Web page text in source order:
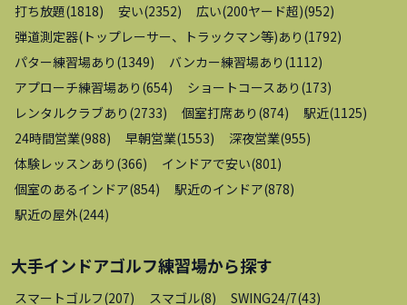
打ち放題(1818) 安い(2352) 広い(200ヤード超)(952)
弾道測定器(トップレーサー、トラックマン等)あり (1792)
パター練習場あり (1349) バンカー練習場あり (1112)
アプローチ練習場あり (654) ショートコースあり (173)
レンタルクラブあり (2733) 個室打席あり (874) 駅近(1125)
24時間営業(988) 早朝営業(1553) 深夜営業(955)
体験レッスンあり (366) インドアで安い(801 )
個室のあるインドア(854) 駅近のインドア(878)
駅近の屋外(244)
大手インドアゴルフ練習場から探す
スマートゴルフ(207) スマゴル(8) SWING24/7(43)